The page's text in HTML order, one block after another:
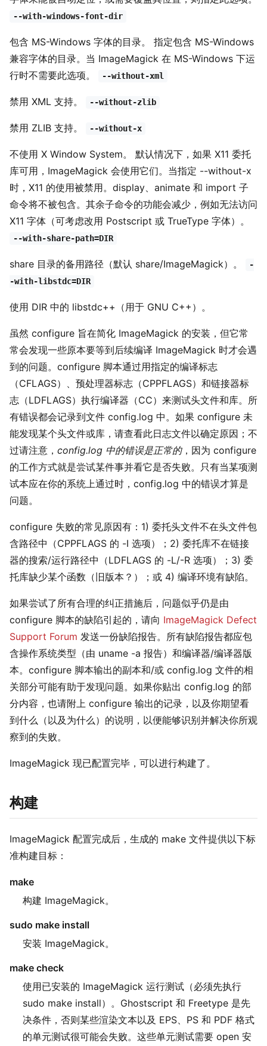
--with-windows-font-dir
包含 MS-Windows 字体的目录。 指定包含 MS-Windows
兼容字体的目录。当 ImageMagick 在 MS-Windows 下运
行时不需要此选项。
--without-xml
禁用 XML 支持。 --without-zlib
禁用 ZLIB 支持。 --without-x
不使用 X Window System。 默认情况下，如果 X11 委托
库可用，ImageMagick 会使用它们。当指定 --without-x
时，X11 的使用被禁用。display、animate 和 import 子
命令将不被包含。其余子命令的功能会减少，例如无法访问
X11 字体（可考虑改用 Postscript 或 TrueType 字体）。
--with-share-path=DIR
share 目录的备用路径（默认 share/ImageMagick）。
-
-with-libstdc=DIR
使用 DIR 中的 libstdc++（用于 GNU C++）。
虽然 configure 旨在简化 ImageMagick 的安装，但它常
常会发现一些原本要等到后续编译 ImageMagick 时才会遇
到的问题。configure 脚本通过用指定的编译标志
（CFLAGS）、预处理器标志（CPPFLAGS）和链接器标
志（LDFLAGS）执行编译器（CC）来测试头文件和库。所
有错误都会记录到文件 config.log 中。如果 configure 未
能发现某个头文件或库，请查看此日志文件以确定原因；不
过请注意， config.log 中的错误是正常的，因为 configure
的工作方式就是尝试某件事并看它是否失败。只有当某项测
试本应在你的系统上通过时，config.log 中的错误才算是
问题。
configure 失败的常见原因有：1) 委托头文件不在头文件包
含路径中（CPPFLAGS 的 -I 选项）；2) 委托库不在链接
器的搜索/运行路径中（LDFLAGS 的 -L/-R 选项）；3) 委
托库缺少某个函数（旧版本？）；或 4) 编译环境有缺陷。
如果尝试了所有合理的纠正措施后，问题似乎仍是由
configure 脚本的缺陷引起的，请向 ImageMagick Defect
Support Forum 发送一份缺陷报告。所有缺陷报告都应包
含操作系统类型（由 uname -a 报告）和编译器/编译器版
本。configure 脚本输出的副本和/或 config.log 文件的相
关部分可能有助于发现问题。如果你贴出 config.log 的部
分内容，也请附上 configure 输出的记录，以及你期望看
到什么（以及为什么）的说明，以便能够识别并解决你所观
察到的失败。
ImageMagick 现已配置完毕，可以进行构建了。
构建
ImageMagick 配置完成后，生成的 make 文件提供以下标
准构建目标：
make
构建 ImageMagick。
sudo make install
安装 ImageMagick。
make check
使用已安装的 ImageMagick 运行测试（必须先执行
sudo make install）。Ghostscript 和 Freetype 是先
决条件，否则某些渲染文本以及 EPS、PS 和 PDF 格式
的单元测试很可能会失败。这些单元测试需要 open 安